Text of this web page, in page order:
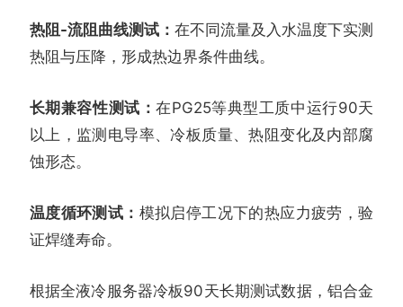
热阻-流阻曲线测试： 在不同流量及入水温度下实测
热阻与压降，形成热边界条件曲线。
长期兼容性测试：在PG25等典型工质中运行90天
以上，监测电导率、冷板质量、热阻变化及内部腐
蚀形态。
温度循环测试： 模拟启停工况下的热应力疲劳，验
证焊缝寿命。
根据全液冷服务器冷板90天长期测试数据，铝合金